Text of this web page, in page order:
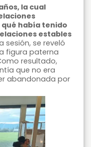
la cual
había tenido
estables
sesión, se reveló
figura paterna
resultado,
que no era
abandonada por